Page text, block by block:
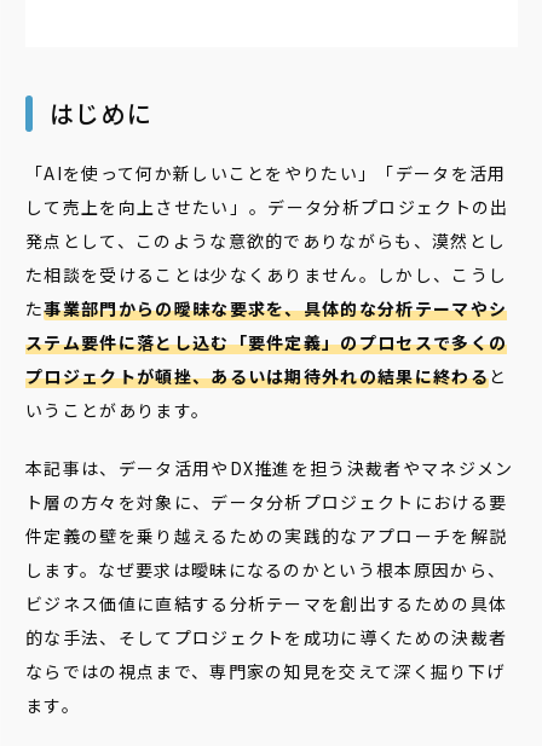
はじめに
「AIを使って何か新しいことをやりたい」「データを活用
して売上を向上させたい」――。データ分析プロジェクトの出
発点として、このような意欲的でありながらも、漠然とし
た相談を受けることは少なくありません。しかし、こうし
た事業部門からの曖昧な要求を、具体的な分析テーマやシ
ステム要件に落とし込む「要件定義」のプロセスで多くの
プロジェクトが頓挫、あるいは期待外れの結果に終わると
いうことがあります。
本記事は、データ活用やDX推進を担う決裁者やマネジメン
ト層の方々を対象に、データ分析プロジェクトにおける要
件定義の壁を乗り越えるための実践的なアプローチを解説
します。なぜ要求は曖昧になるのかという根本原因から、
ビジネス価値に直結する分析テーマを創出するための具体
的な手法、そしてプロジェクトを成功に導くための決裁者
ならではの視点まで、専門家の知見を交えて深く掘り下げ
ます。